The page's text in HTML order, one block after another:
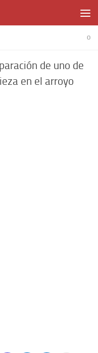
0
de uno de
en el arroyo